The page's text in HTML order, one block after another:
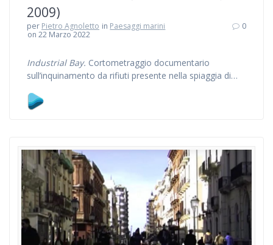
2009)
per Pietro Agnoletto in Paesaggi marini
on 22 Marzo 2022
0
Industrial Bay. Cortometraggio documentario
sull’inquinamento da rifiuti presente nella spiaggia di…